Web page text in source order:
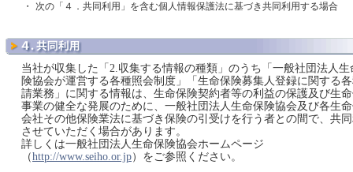
・
次の「４．共同利用」を含む個人情報保護法に基づき共同利用する場合
当社が収集した「2.収集する情報の種類」のうち「一般社団法人生
険協会が運営する各種照会制度」「生命保険募集人登録に関する
請業務」に関する情報は、生命保険契約者等の利益の保護及び生
事業の健全な発展のために、一般社団法人生命保険協会及び各生
会社その他保険業法に基づき保険の引受けを行う者との間で、共
させていただく場合があります。
詳しくは一般社団法人生命保険協会ホームページ
（http://www.seiho.or.jp）をご参照ください。